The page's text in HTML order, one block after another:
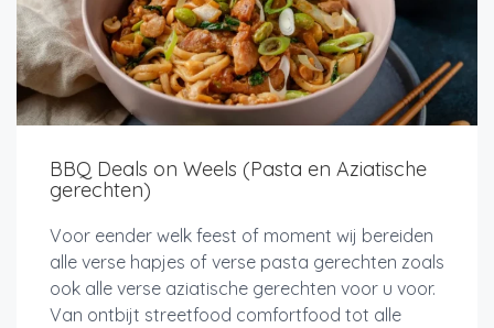
BBQ Deals on Weels (Pasta en Aziatische
gerechten)
Voor eender welk feest of moment wij bereiden
alle verse hapjes of verse pasta gerechten zoals
ook alle verse aziatische gerechten voor u voor.
Van ontbijt streetfood comfortfood tot alle